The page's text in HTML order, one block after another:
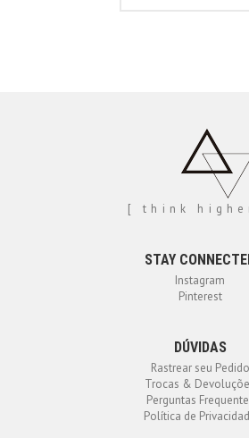
[ think
STAY
Instagram
Pinterest
DÚVIDAS
Rastrear seu Pedido
Trocas &
Perguntas
Política de